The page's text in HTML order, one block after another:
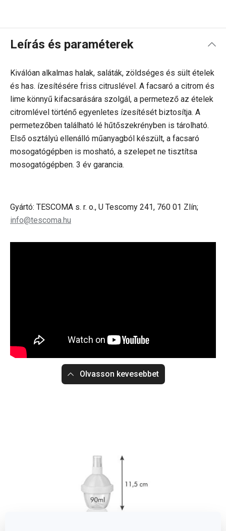
Leírás és paraméterek
Kiválóan alkalmas halak, saláták, zöldséges és sült ételek
és has. ízesítésére friss citruslével. A facsaró a citrom és
lime könnyű kifacsarására szolgál, a permetező az ételek
citromlével történő egyenletes ízesítését biztosítja. A
permetezőben található lé hűtőszekrényben is tárolható.
Első osztályú ellenálló műanyagból készült, a facsaró
mosogatógépben is mosható, a szelepet ne tisztítsa
mosogatógépben. 3 év garancia.
Gyártó: TESCOMA s. r. o., U Tescomy 241, 760 01 Zlín;
info@tescoma.hu
Olvasson kevesebbet